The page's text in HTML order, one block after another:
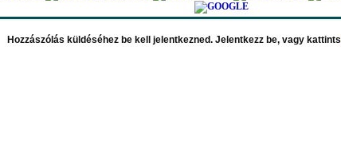
Hozzászólás küldéséhez be kell jelentkezned. Jelentkezz be, vagy kattints